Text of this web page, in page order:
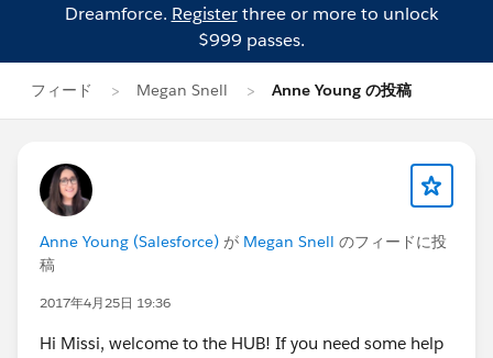
Dreamforce. Registerthree or more to unlock
$999 passes.
フィード Megan Snell Anne Young の投稿
Anne Young (Salesforce) が Megan Snell のフィードに投
稿
2017年4月25日 19:36
Hi Missi, welcome to the HUB! If you need some help